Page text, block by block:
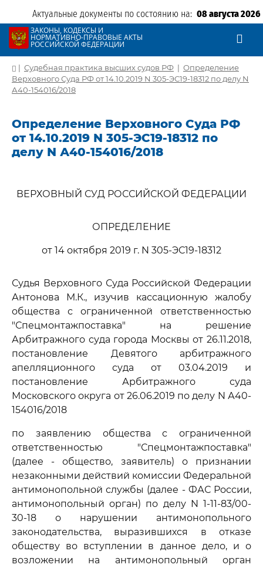
Актуальные документы по состоянию на: 08 августа 2026
ЗАКОНЫ, КОДЕКСЫ И
НОРМАТИВНО-ПРАВОВЫЕ АКТЫ
РОССИЙСКОЙ ФЕДЕРАЦИИ
| Судебная практика высших судов РФ | Определение
Верховного Суда РФ от 14.10.2019 N 305-ЭС19-18312 по делу N
А40-154016/2018
Определение Верховного Суда РФ
от 14.10.2019 N 305-ЭС19-18312 по
делу N А40-154016/2018
ВЕРХОВНЫЙ СУД РОССИЙСКОЙ ФЕДЕРАЦИИ
ОПРЕДЕЛЕНИЕ
от 14 октября 2019 г. N 305-ЭС19-18312
Судья Верховного Суда Российской Федерации
Антонова М.К., изучив кассационную жалобу
общества с ограниченной ответственностью
"Спецмонтажпоставка" на решение
Арбитражного суда города Москвы от 26.11.2018,
постановление Девятого арбитражного
апелляционного суда от 03.04.2019 и
постановление Арбитражного суда
Московского округа от 26.06.2019 по делу N А40-
154016/2018
по заявлению общества с ограниченной
ответственностью "Спецмонтажпоставка"
(далее - общество, заявитель) о признании
незаконными действий комиссии Федеральной
антимонопольной службы (далее - ФАС России,
антимонопольный орган) по делу N 1-11-83/00-
30-18 о нарушении антимонопольного
законодательства, выразившихся в отказе
обществу во вступлении в данное дело, и о
возложении на антимонопольный орган